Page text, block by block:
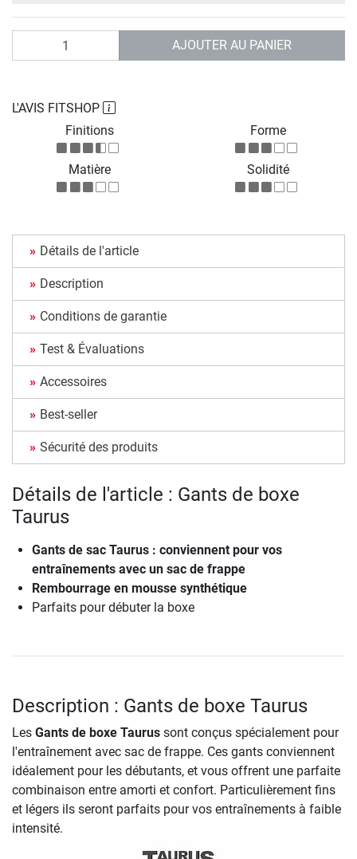
AJOUTER AU PANIER
L'AVIS FITSHOP
Finitions
Forme
Matière Solidité
Détails de l'article
Description
Conditions de garantie
Test & Évaluations
Accessoires
Best-seller
Sécurité des produits
Détails de l'article : Gants de boxe
Taurus
Gants de sac Taurus : conviennent pour vos
entraînements avec un sac de frappe
Rembourrage en mousse synthétique
Parfaits pour débuter la boxe
Description : Gants de boxe Taurus
Les Gants de boxe Taurus sont conçus spécialement pour
l'entraînement avec sac de frappe. Ces gants conviennent
idéalement pour les débutants, et vous offrent une parfaite
combinaison entre amorti et confort. Particulièrement fins
et légers ils seront parfaits pour vos entraînements à faible
intensité.